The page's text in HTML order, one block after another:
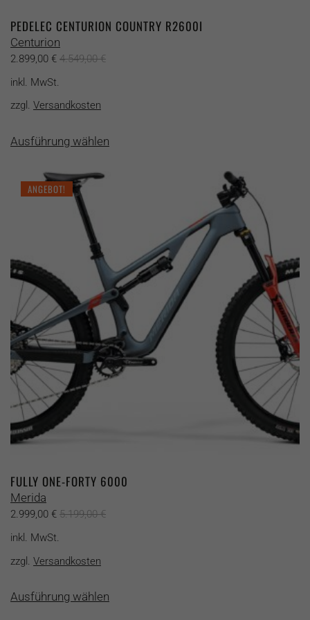
PEDELEC CENTURION COUNTRY R2600I
Centurion
2.899,00 € 4.549,00€
inkl. MwSt.
zzgl. Versandkosten
Ausführung wählenProdukt
Optionen
können
auf
der
Produktseite
gewählt
werden
ANGEBOT!
FULLY ONE-FORTY 6000
Merida
2.999,00 € 5.199,00€
inkl. MwSt.
zzgl. Versandkosten
Ausführung wählenProdukt